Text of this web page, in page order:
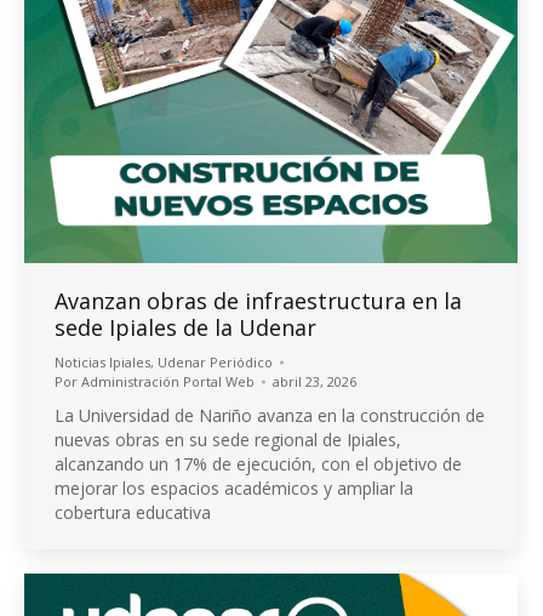
Avanzan obras de infraestructura en la
sede Ipiales de la Udenar
Noticias Ipiales, Udenar Periódico
Por Administración Portal Web abril 23, 2026
La Universidad de Nariño avanza en la construcción de
nuevas obras en su sede regional de Ipiales,
alcanzando un 17% de ejecución, con el objetivo de
mejorar los espacios académicos y ampliar la
cobertura educativa